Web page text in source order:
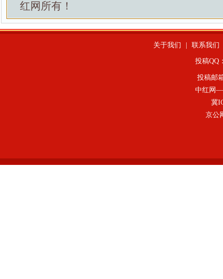
红网所有！
关于我们 联系我们
投稿QQ
投稿邮
中红网—
冀
京公